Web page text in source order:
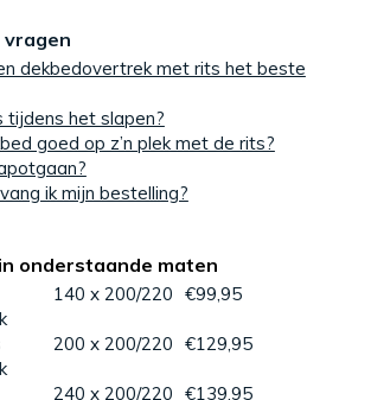
dekbedovertrek met rits het beste
tijdens het slapen?
goed op z’n plek met de rits?
ik mijn bestelling?
onderstaande maten
140 x 200/220 €99,95
200 x 200/220 €129,95
240 x 200/220 €139,95